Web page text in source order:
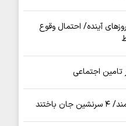
آینده/ احتمال وقوع
تامین اجتماعی